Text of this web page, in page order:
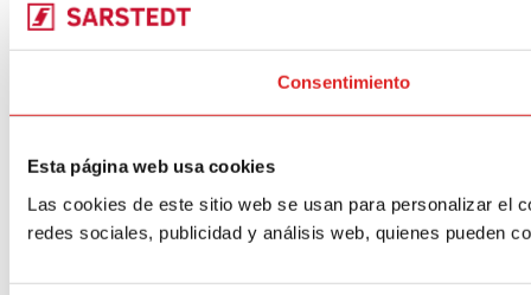
Consentimiento
Esta página web usa cookies
Las cookies de este sitio web se usan para personalizar el
redes sociales, publicidad y análisis web, quienes pueden